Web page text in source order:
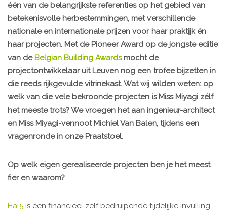
één van de belangrijkste referenties op het gebied van
betekenisvolle herbestemmingen, met verschillende
nationale en internationale prijzen voor haar praktijk én
haar projecten. Met de Pioneer Award op de jongste editie
van de Belgian Building Awardsmocht de
projectontwikkelaar uit Leuven nog een trofee bijzetten in
die reeds rijkgevulde vitrinekast. Wat wij wilden weten: op
welk van die vele bekroonde projecten is Miss Miyagi zélf
het meeste trots? We vroegen het aan ingenieur-architect
en Miss Miyagi-vennoot Michiel Van Balen, tijdens een
vragenronde in onze Praatstoel.
Op welk eigen gerealiseerde projecten ben je het meest
fier en waarom?
Hal5 is een financieel zelf bedruipende tijdelijke invulling